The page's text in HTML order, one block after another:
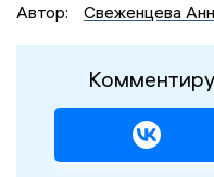
Автор: Свеженцева